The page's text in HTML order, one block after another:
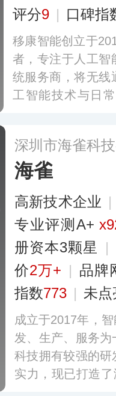
评分9 | 口碑指
移康智能创立于
者，专注于人工智
统服务商，将无线
工智能技术与日
能的AI+IOT场景
深圳市海雀科
海雀
高新技术企业 |
专业评测A+
册资本3颗星
|
价2万+ | 品牌
指数773 | 未
成立于2017年，
发、生产、服务
科技拥有较强的
实力，现已打造